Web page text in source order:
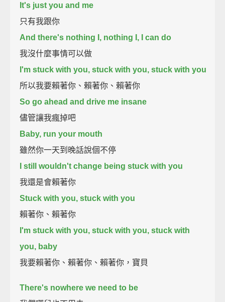
It's just you and me
只有我跟你
And there's nothing I, nothing I, I can do
我沒什麼事情可以做
I'm stuck with you, stuck with you, stuck with you
所以我要賴著你、賴著你、賴著你
So go ahead and drive me insane
儘管讓我瘋掉吧
Baby, run your mouth
雖然你一天到晚話說個不停
I still wouldn't change being stuck with you
我還是會賴著你
Stuck with you, stuck with you
賴著你、賴著你
I'm stuck with you, stuck with you, stuck with
you, baby
我要賴著你、賴著你、賴著你，寶貝
There's nowhere we need to be